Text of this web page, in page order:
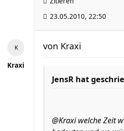
23.05.2010, 22:50
Kraxi
von Kraxi
JensR hat
@Kraxi welche Zeit